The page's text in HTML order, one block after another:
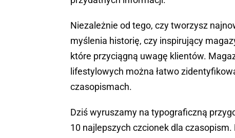
Niezależnie od tego, czy tworzysz
myślenia historię, czy inspirujący
które przyciągną uwagę klientów.
lifestylowych można łatwo
czasopismach.
Dziś wyruszamy na typograficzną
10 najlepszych czcionek dla